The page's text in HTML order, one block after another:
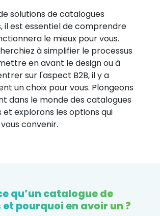
solutions de catalogues
il est essentiel de comprendre
le mieux pour vous.
à simplifier le processus
en avant le design ou à
sur l'aspect B2B, il y a
un choix pour vous. Plongeons
dans le monde des catalogues
et explorons les options qui
convenir.
qu’un catalogue de
pourquoi en avoir un ?